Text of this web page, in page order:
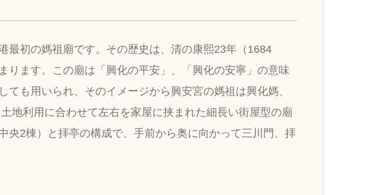
最初の媽祖廟です。その歴史は、清の康熙23年（1684
ます。この廟は「興化の平安」、「興化の安寧」の意味
も用いられ、そのイメージから興安宮の媽祖は興化媽、
地利用に合わせて左右を家屋に挟まれた細長い街屋型の廟
央2棟）と拝亭の構成で、手前から奥に向かって三川門、拝